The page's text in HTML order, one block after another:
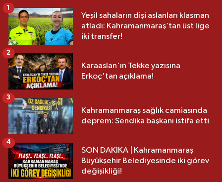
Yeşil sahaların dişi aslanları klasman
atladı: Kahramanmaraş’tan üst lige
iki transfer!
1
Karaaslan'ın Tekke yazısına
Erkoç'tan açıklama!
2
Kahramanmaraş sağlık camiasında
deprem: Sendika başkanı istifa etti
3
SON DAKİKA | Kahramanmaraş
Büyükşehir Belediyesinde iki görev
değişikliği!
4